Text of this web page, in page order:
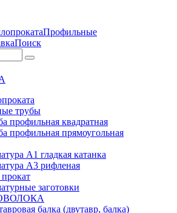
Профильные
Поиск
трубы
профильная квадратная
профильная прямоугольная
А1 гладкая катанка
А3 рифленая
заготовки
балка (двутавр, балка)